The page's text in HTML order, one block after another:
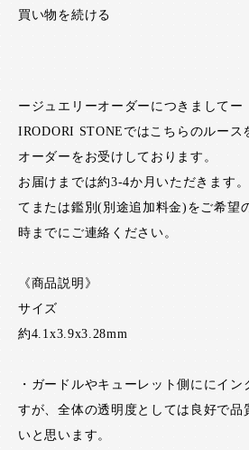
買い物を続ける
ージュエリーオーダーにつきましてー
IRODORI STONEではこちらのルース
オーダーをお受けしております。
お届けまでは約3-4か月いただきます
てまたは鑑別(別途追加料金)をご希望
時までにご連絡ください。
《商品説明》
サイズ
約4.1x3.9x3.28mm
・ガードルやキューレット側ににイン
すが、全体の透明度としては良好で品
いと思います。